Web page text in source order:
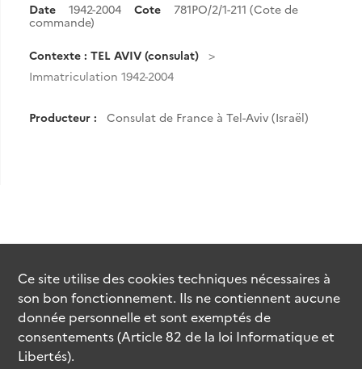
Date 1942-2004 Cote
781PO/2/1-211 (Cote de
commande)
Contexte : TEL AVIV (consulat)
Immatriculation 1942-2004
Producteur : Consulat de France à Tel-Aviv (Israël)
Ce site utilise descookiestechniques nécessaires à
son bon fonctionnement. Ils ne contiennent aucune
donnée personnelle et sont exemptés de
consentements (Article 82 de la loi Informatique et
Libertés).